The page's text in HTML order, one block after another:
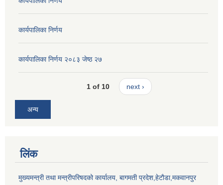
कार्यपालिका निर्णय
कार्यपालिका निर्णय २०८३ जेष्ठ २७
1 of 10 next ›
अन्य
लिंक
मुख्यमन्त्री तथा मन्त्रीपरिषदको कार्यालय, बागमती प्रदेश,हेटाैडा,मकवानपुर